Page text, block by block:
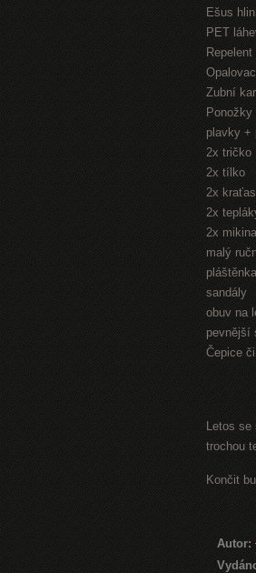
Ešus
PET
Zubní
plavky +
2x tričko
2x tílko
2x
2x
2x
malý
pláštěnka
sandály
obuv na
pevnější
Čepice
Letos
trochou
Končit
Autor: